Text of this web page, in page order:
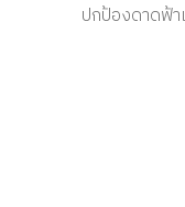
ปกป้องดาดฟ้